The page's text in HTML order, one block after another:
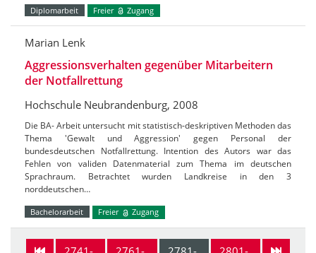
Diplomarbeit Freier Zugang
Marian Lenk
Aggressionsverhalten gegenüber Mitarbeitern
der Notfallrettung
Hochschule Neubrandenburg, 2008
Die BA- Arbeit untersucht mit statistisch-deskriptiven Methoden das
Thema 'Gewalt und Aggression' gegen Personal der
bundesdeutschen Notfallrettung. Intention des Autors war das
Fehlen von validen Datenmaterial zum Thema im deutschen
Sprachraum. Betrachtet wurden Landkreise in den 3
norddeutschen…
Bachelorarbeit Freier Zugang